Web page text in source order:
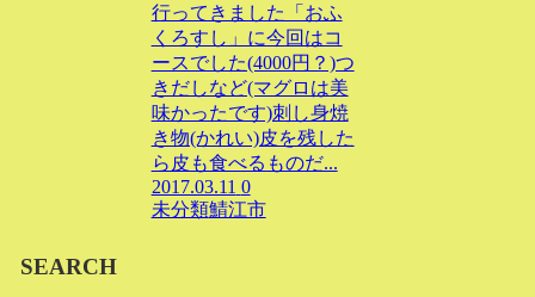
行ってきました「おふ
くろすし」に今回はコ
ースでした(4000円？)つ
きだしなど(マグロは美
味かったです)刺し身焼
き物(かれい)皮を残した
ら皮も食べるものだ...
2017.03.11 0
未分類鯖江市
SEARCH